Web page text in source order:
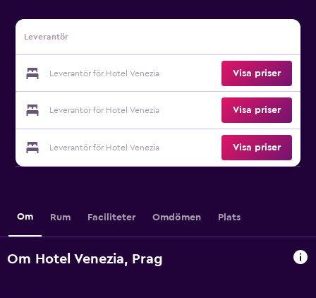
Leverantör
Leverantör för Hotel Venezia Visa priser
Leverantör för Hotel Venezia Visa priser
Leverantör för Hotel Venezia Visa priser
Om Rum Faciliteter Omdömen Plats
Om Hotel Venezia, Prag